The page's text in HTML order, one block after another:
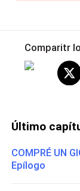
Comparitr
Último
COMPRÉ UN
Epílogo